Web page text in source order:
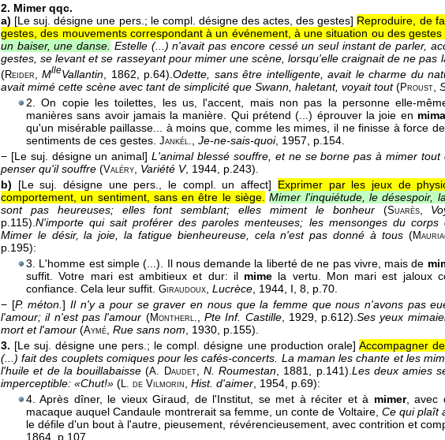
2. Mimer qqc.
a) [Le suj. désigne une pers.; le compl. désigne des actes, des gestes] Reproduire, de
gestes, des mouvements correspondant à un événement, à une situation ou des
un baiser, une danse. Estelle (...) n'avait pas encore cessé un seul instant de parler,
gestes, se levant et se rasseyant pour mimer une scène, lorsqu'elle craignait de ne pas
(Reider ,MlleVallantin , 1862 , p.64).Odette, sans être intelligente, avait le charme du
avait mimé cette scène avec tant de simplicité que Swann, haletant, voyait tout(Proust
2. On copie les toilettes, les us, l'accent, mais non pas la personne elle-
manières sans avoir jamais la manière. Qui prétend (...) éprouver la joie en
qu'un misérable paillasse... à moins que, comme les mimes, il ne finisse à force
sentiments de ces gestes. Jankél. Je-ne-sais-quoi, 1957 , p.154.
− [Le suj. désigne un animal] L'animal blessé souffre, et ne se borne pas à mimer
penser qu'il souffre (Valéry Variété V, 1944 , p.243).
b)
[Le suj. désigne une pers., le compl. un affect]
Exprimer par les jeux de
comportement, un sentiment, sans en être le siège. Mimer l'inquiétude, le désespoir,
sont pas heureuses; elles font semblant; elles miment le bonheur(Suarès,
p.115). N'importe qui sait proférer des paroles menteuses; les mensonges du corps
Mimer le désir, la joie, la fatigue bienheureuse, cela n'est pas donné à tous(
p.195):
3. L'homme est simple (...). Il nous demande la liberté de ne pas vivre, mais de
suffit. Votre mari est ambitieux et dur: il mime la vertu. Mon mari est jaloux
confiance. Cela leur suffit. Giraudoux Lucrèce , 1944 , I, 8, p.70.
− [P. méton.] Il n'y a pour se graver en nous que la femme que nous n'avons pas
l'amour; il n'est pas l'amour (Montherl. Pte Inf. Castille, 1929, p.612).Ses yeux
mort et l'amour (Aymé Rue sans nom , 1930 , p.155).
3. [Le suj. désigne une pers.; le compl. désigne une production orale] Accompagner
(...) fait des couplets comiques pour les cafés-concerts. La maman les chante et les
l'huile et de la bouillabaisse (A. Daudet, N. Roumestan , 1881 , p.141). Les deux amies
imperceptible: «Chut!» (L. de Vilmorin Hist. d'aimer , 1954 , p.69):
4. Après dîner, le vieux Giraud, de l'Institut, se met à réciter et à mimer, avec
macaque auquel Candaule montrerait sa femme, un conte de Voltaire, Ce qui plaît
le défile d'un bout à l'autre, pieusement, révérencieusement, avec contrition et
1864 , p.107.